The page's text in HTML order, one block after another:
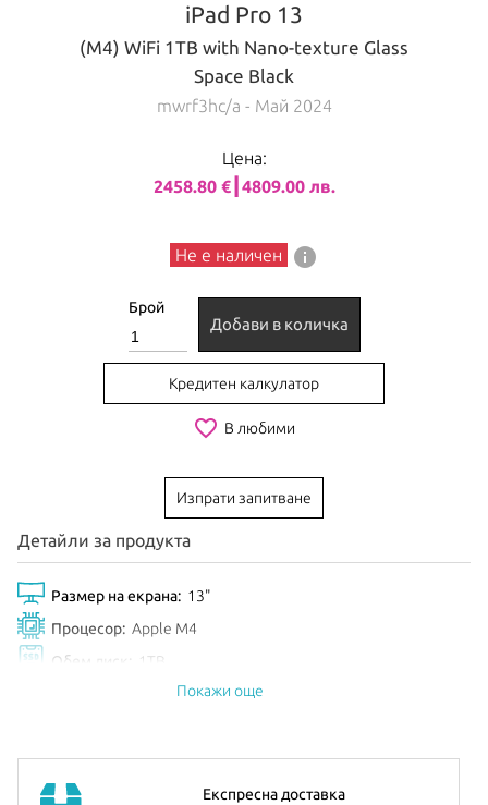
iPad Pro 13
(M4) WiFi 1TB with Nano-texture Glass
Space Black
mwrf3hc/a - Май 2024
Цена:
2458.80 €┃4809.00 лв.
Не е наличен info
Брой
Добави в количка
Кредитен калкулатор
favorite_border В любими
Изпрати запитване
Детайли за продукта
Размер на екрана: 13"
Процесор: Apple M4
Обем диск:
1TB
iPad Pro 13”
е с Ultra Retina XDR display с резолюция 2752-
Покажи още
Експресна доставка